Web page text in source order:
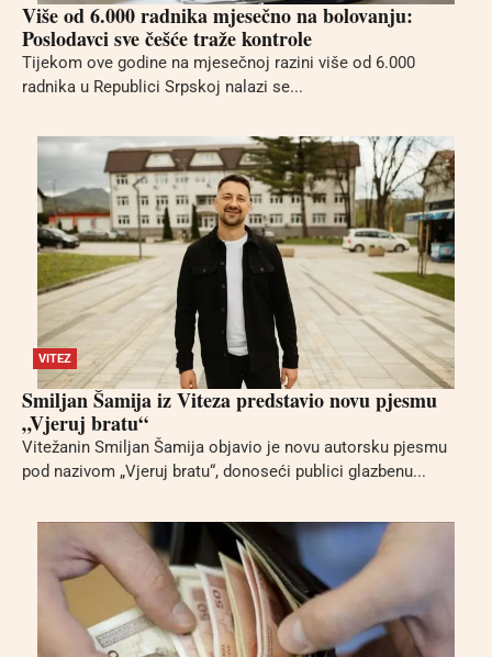
Više od 6.000 radnika mjesečno na bolovanju:
Poslodavci sve češće traže kontrole
Tijekom ove godine na mjesečnoj razini više od 6.000
radnika u Republici Srpskoj nalazi se...
VITEZ
Smiljan Šamija iz Viteza predstavio novu pjesmu
„Vjeruj bratu“
Vitežanin Smiljan Šamija objavio je novu autorsku pjesmu
pod nazivom „Vjeruj bratu“, donoseći publici glazbenu...